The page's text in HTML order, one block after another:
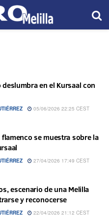
deslumbra en el Kursaal con
05/06/2026 22:25 CEST
flamenco se muestra sobre la
27/04/2026 17:49 CEST
escenario de una Melilla
y reconocerse
22/04/2026 21:12 CEST